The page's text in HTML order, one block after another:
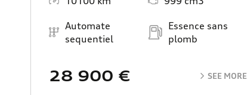
Automate
sequentiel
Essence sans
plomb
28 900 € SEE MORE